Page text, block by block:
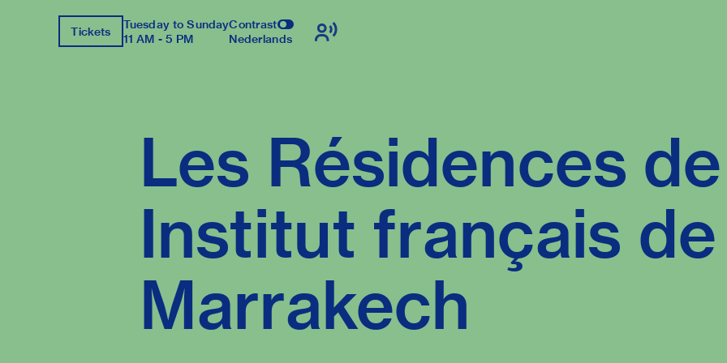
Tickets
Tuesday to Sunday
11 AM - 5 PM
Contrast
Nederlands
Les Résidences
Institut français de
Marrakech